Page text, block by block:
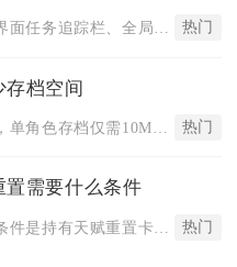
热门
存档空间
热门
置需要什么条件
热门